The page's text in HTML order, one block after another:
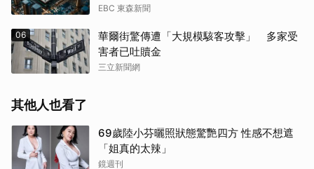
EBC 東森新聞
06
華爾街驚傳遭「大規模駭客攻擊」 多家受
害者已吐贖金
三立新聞網
其他人也看了
69歲陸小芬曬照狀態驚艷四方 性感不想遮
「姐真的太辣」
鏡週刊